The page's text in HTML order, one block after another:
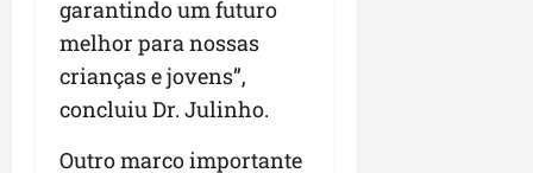
garantindo um futuro
melhor para nossas
crianças e jovens”,
concluiu Dr. Julinho.
Outro marco importante